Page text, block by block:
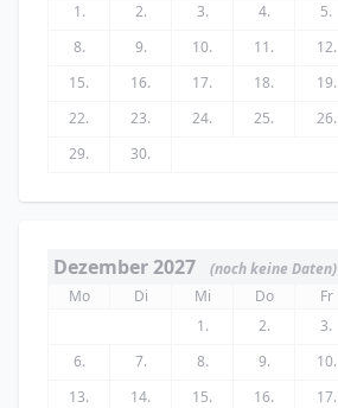
1.
2. 3. 4. 5.
8.
9. 10. 11. 12.
15.
16. 17. 18. 19.
22.
23. 24. 25. 26.
29.
30.
Dezember 2027
(noch keine Daten)
Mo
Di Mi Do Fr
1.
2. 3.
6.
7. 8. 9. 10.
13.
14. 15. 16. 17.